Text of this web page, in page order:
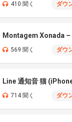
410 聞く ダウ
569 聞く ダウ
Line 通知音 猫
714 聞く ダウ